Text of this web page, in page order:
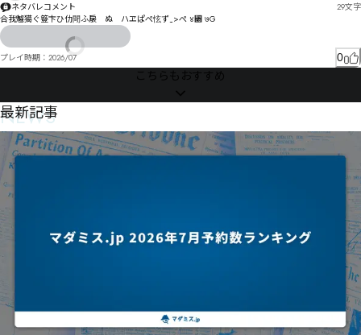
ネタバレコメント 29文字
合我魖獦ぐ簦卞ひ仂閜ふ扆゘ぬ゗ハヱぱぺ怰ず‿>ぺ ४꓍ ७G
プレイ時期： 2026/07 0
こちらもおすすめ
NEWS
最新記事